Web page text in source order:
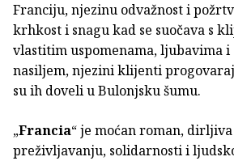
Franciju, njezinu odvažnost i
krhkost i snagu kad se suočava s
vlastitim uspomenama, ljubavima
nasiljem, njezini klijenti
su ih doveli u Bulonjsku šumu.
„Francia“ je moćan roman,
preživljavanju, solidarnosti i